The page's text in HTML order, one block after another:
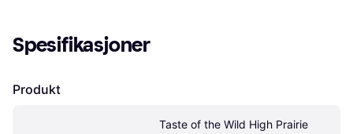
Spesifikasjoner
Produkt
Taste of the Wild High Prairie